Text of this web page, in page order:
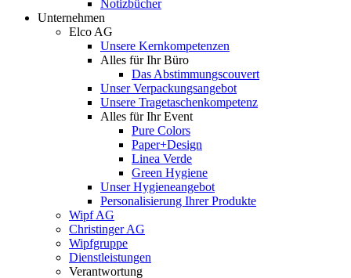
Notizbücher
Unternehmen
Elco AG
Unsere Kernkompetenzen
Alles für Ihr Büro
Das Abstimmungscouvert
Unser Verpackungsangebot
Unsere Tragetaschenkompetenz
Alles für Ihr Event
Pure Colors
Paper+Design
Linea Verde
Green Hygiene
Unser Hygieneangebot
Personalisierung Ihrer Produkte
Wipf AG
Christinger AG
Wipfgruppe
Dienstleistungen
Verantwortung